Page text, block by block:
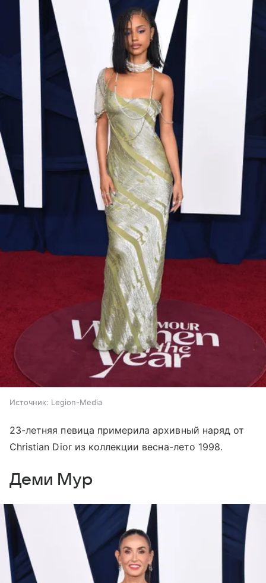
Источник: Legion-Media
23-летняя певица примерила архивный наряд от
Christian Dior из коллекции весна-лето 1998.
Деми Мур